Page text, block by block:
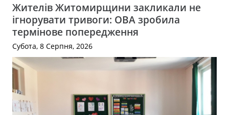
Жителів Житомирщини закликали не
ігнорувати тривоги: ОВА зробила
термінове попередження
Субота, 8 Серпня, 2026